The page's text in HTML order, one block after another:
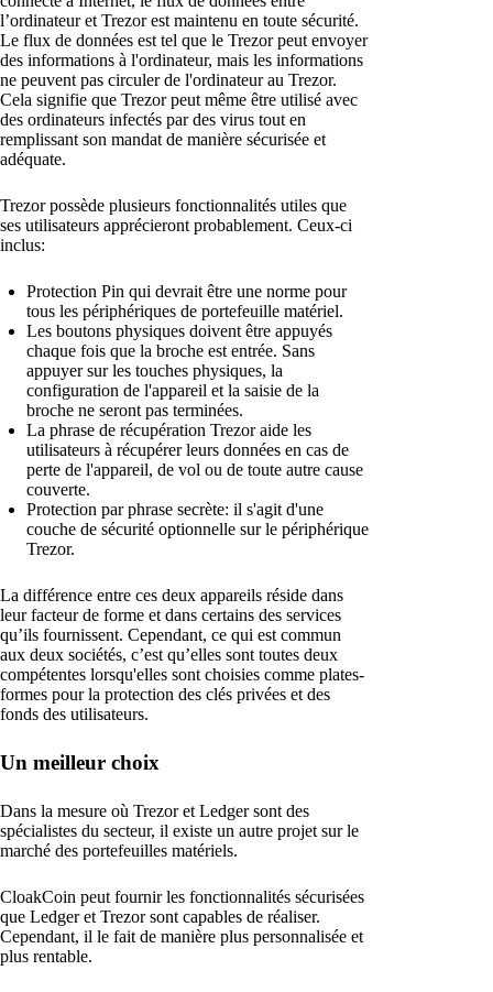
l’ordinateur et Trezor est maintenu en toute sécurité.
Le flux de données est tel que le Trezor peut envoyer
des informations à l'ordinateur, mais les informations
ne peuvent pas circuler de l'ordinateur au Trezor.
Cela signifie que Trezor peut même être utilisé avec
des ordinateurs infectés par des virus tout en
remplissant son mandat de manière sécurisée et
adéquate.
Trezor possède plusieurs fonctionnalités utiles que
ses utilisateurs apprécieront probablement. Ceux-ci
inclus:
Protection Pin qui devrait être une norme pour
tous les périphériques de portefeuille matériel.
Les boutons physiques doivent être appuyés
chaque fois que la broche est entrée. Sans
appuyer sur les touches physiques, la
configuration de l'appareil et la saisie de la
broche ne seront pas terminées.
La phrase de récupération Trezor aide les
utilisateurs à récupérer leurs données en cas de
perte de l'appareil, de vol ou de toute autre cause
couverte.
Protection par phrase secrète: il s'agit d'une
couche de sécurité optionnelle sur le périphérique
Trezor.
La différence entre ces deux appareils réside dans
leur facteur de forme et dans certains des services
qu’ils fournissent. Cependant, ce qui est commun
aux deux sociétés, c’est qu’elles sont toutes deux
compétentes lorsqu'elles sont choisies comme plates-
formes pour la protection des clés privées et des
fonds des utilisateurs.
Un meilleur choix
Dans la mesure où Trezor et Ledger sont des
spécialistes du secteur, il existe un autre projet sur le
marché des portefeuilles matériels.
CloakCoin peut fournir les fonctionnalités sécurisées
que Ledger et Trezor sont capables de réaliser.
Cependant, il le fait de manière plus personnalisée et
plus rentable.